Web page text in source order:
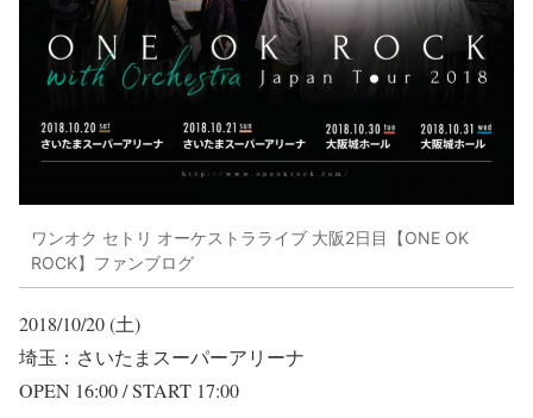
ワンオク セトリ オーケストラライブ 大阪2日目【ONE OK
ROCK】ファンブログ
2018/10/20 (土)
埼玉：さいたまスーパーアリーナ
OPEN 16:00 / START 17:00